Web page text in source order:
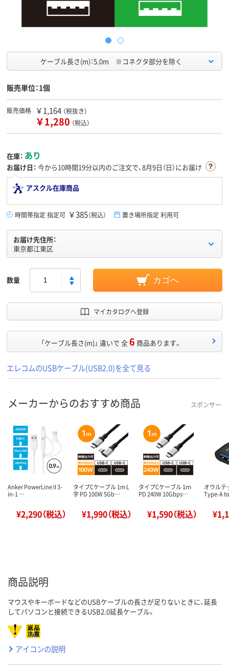
ケーブル長さ(m)：5.0m ※コネクタ部分を除く
販売単位：1個
販売価格 ￥1,164 （税抜き）
￥1,280 （税込）
在庫： あり
お届け日： 今から10時間19分以内のご注文で、8月9日（日）にお届け
アスクル在庫商品
時間帯指定 指定可 ￥385（税込） 置き場所指定 利用可
お届け先住所：
東京都江東区
数量 カゴへ
マイカタログへ登録
「ケーブル長さ(m)」 違いで 全6 商品あります。
エレコムのUSBケーブル(USB2.0)を全て見る
メーカーからのおすすめ商品 スポンサー
Anker PowerLine II 3-
in-1 …
¥2,290（税込）
タイプCケーブル 1m L
字 PD 100W 5Gb…
¥1,990（税込）
タイプCケーブル 1ｍ
PD 240W 10Gbps…
¥1,590（税込）
オウルテ
Type-A
商品説明
マウスやキーボードなどのUSBケーブルの長さが足りないときに、延長
してパソコンと接続できるUSB2.0延長ケーブル。
アイコンの説明